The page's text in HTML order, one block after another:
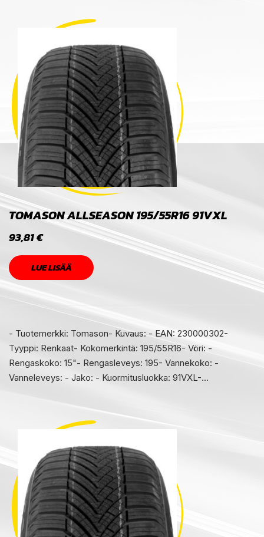
TOMASON ALLSEASON 195/55R16 91VXL
93,81€
LUE LISÄÄ
- Tuotemerkki: Tomason- Kuvaus: - EAN: 230000302-
Tyyppi: Renkaat- Kokomerkintä: 195/55R16- Vöri: -
Rengaskoko: 15"- Rengasleveys: 195- Vannekoko: -
Vanneleveys: - Jako: - Kuormitusluokka: 91VXL-…